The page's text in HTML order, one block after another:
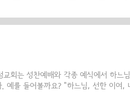
로 정해 놓고 공동 예배에서 기도합니
해 달라는 의미를 가지고 있습니다. 회
식에서 드리는 연도에서도 나옵..
교회는 성찬예배와 각종 예식에서 하느
예를 들어볼까요? "하느님, 선한 이여,